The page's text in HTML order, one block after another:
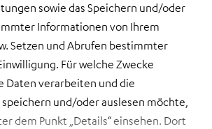
sowie das Speichern und/oder
Informationen von Ihrem
Setzen und Abrufen bestimmter
Für welche Zwecke
Daten verarbeiten und die
und/oder auslesen möchte,
dem Punkt „Details“ einsehen. Dort
und die prototypische
Niederflurfahrzeug
Leichtbaulösungen, lassen sich
nach höchstem Komfort
bei gleichbleibenden